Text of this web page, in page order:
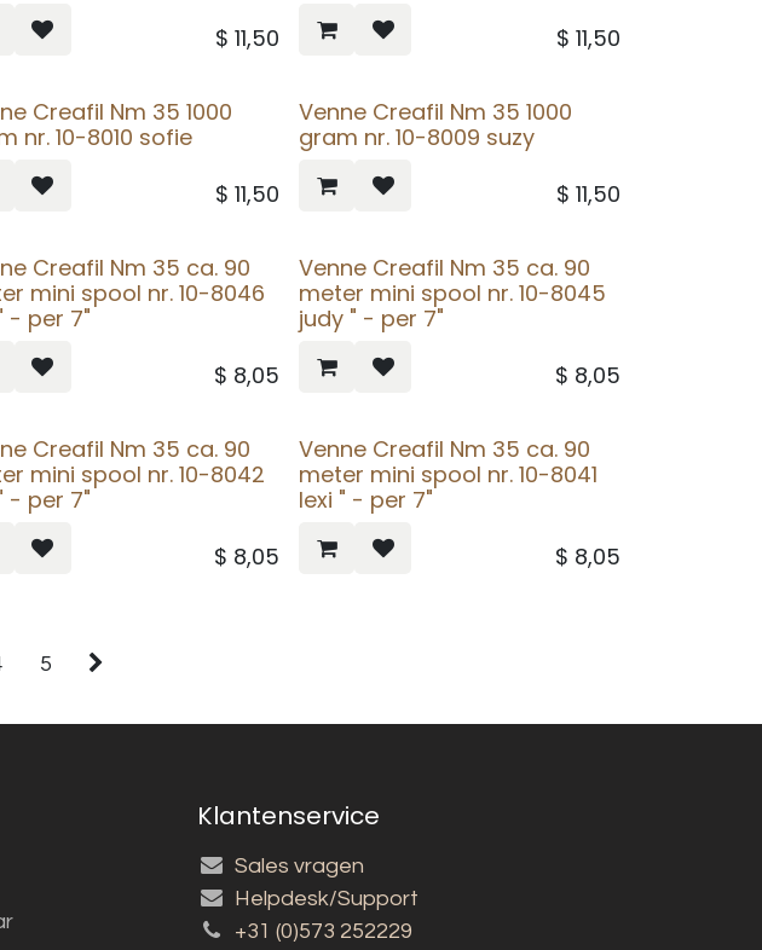
$11,50
$ 11,50
Creafil Nm 35 1000
nr. 10-8010 sofie
$11,50
Venne Creafil Nm 35 1000
gram nr. 10-8009 suzy
$ 11,50
Creafil Nm 35 ca. 90
mini spool nr. 10-8046
- per 7"
$ 8,05
Venne Creafil Nm 35 ca. 90
meter mini spool nr. 10-8045
judy " - per 7"
$ 8,05
Creafil Nm 35 ca. 90
mini spool nr. 10-8042
- per 7"
$ 8,05
Venne Creafil Nm 35 ca. 90
meter mini spool nr. 10-8041
lexi " - per 7"
$ 8,05
5
Klantenservice
Sales vragen
Helpdesk/Support
+31 (0)573 252229